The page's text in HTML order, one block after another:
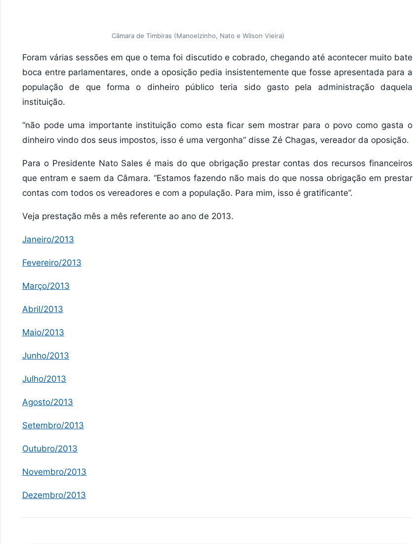
Câmara de Timbiras (Manoelzinho, Nato e Wilson Vieira)
Foram várias sessões em que o tema foi discutido e cobrado, chegando até acontecer muito bate
boca entre parlamentares, onde a oposição pedia insistentemente que fosse apresentada para a
população de que forma o dinheiro público teria sido gasto pela administração daquela
instituição.
“não pode uma importante instituição como esta ficar sem mostrar para o povo como gasta o
dinheiro vindo dos seus impostos, isso é uma vergonha” disse Zé Chagas, vereador da oposição.
Para o Presidente Nato Sales é mais do que obrigação prestar contas dos recursos financeiros
que entram e saem da Câmara. “Estamos fazendo não mais do que nossa obrigação em prestar
contas com todos os vereadores e com a população. Para mim, isso é gratificante”.
Veja prestação mês a mês referente ao ano de 2013.
Janeiro/2013
Fevereiro/2013
Março/2013
Abril/2013
Maio/2013
Junho/2013
Julho/2013
Agosto/2013
Setembro/2013
Outubro/2013
Novembro/2013
Dezembro/2013